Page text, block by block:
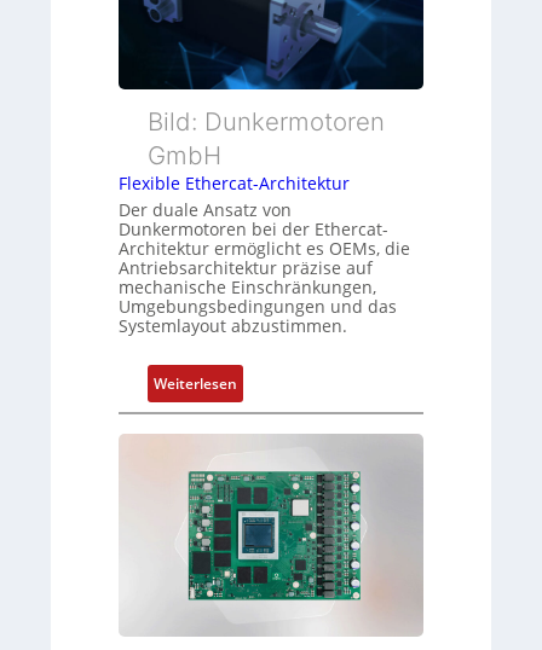
c
u
s
u
u
n
d
Z
u
s
n
ü
b
e
r
w
a
e
r
t
s
o
r
g
t
f
r
e
r
L
e
s
t
Bild: Dunkermotoren
GmbH
Flexible Ethercat-Architektur
Der duale Ansatz von
Dunkermotoren bei der Ethercat-
Architektur ermöglicht es OEMs, die
Antriebsarchitektur präzise auf
mechanische Einschränkungen,
Umgebungsbedingungen und das
Systemlayout abzustimmen.
Weiterlesen
F
l
x
i
l
e
t